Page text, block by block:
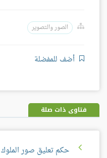
الصور والتصوير
أضف للمفضلة
فتاوى ذات صلة
حكم تعليق صور الملوك